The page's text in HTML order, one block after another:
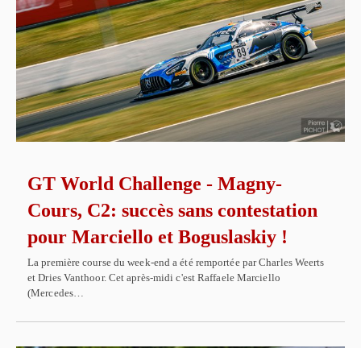
GT World Challenge - Magny-
Cours, C2: succès sans contestation
pour Marciello et Boguslaskiy !
La première course du week-end a été remportée par Charles Weerts
et Dries Vanthoor. Cet après-midi c'est Raffaele Marciello
(Mercedes…